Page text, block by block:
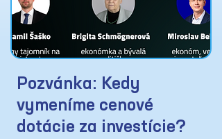
Pozvánka: Kedy
vymeníme cenové
dotácie za investície?